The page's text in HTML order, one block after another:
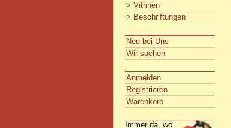
> Vitrinen
> Beschriftungen
Neu bei Uns
Wir suchen
Anmelden
Registrieren
Warenkorb
Immer da, wo